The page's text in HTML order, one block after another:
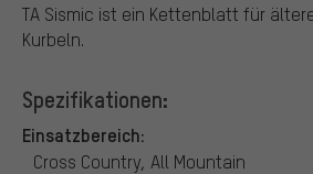
TA Sismic ist ein Kettenblatt für
Kurbeln.
Spezifikationen:
Einsatzbereich:
Cross Country, All Mountain